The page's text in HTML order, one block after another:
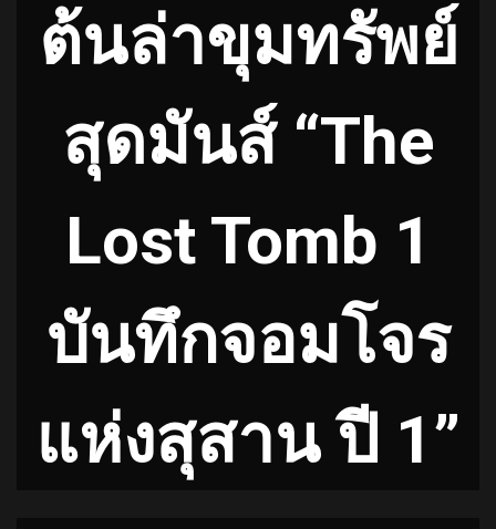
ต้นล่าขุมทรัพย์
สุดมันส์ “The
Lost Tomb 1
บันทึกจอมโจร
แห่งสุสาน ปี 1”